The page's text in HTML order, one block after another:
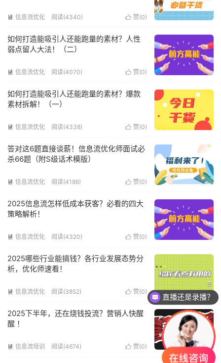
 赞(0)
 信息流优化 阅读(4340)
如何打造能吸引人还能跑量的素材？人性
弱点留人大法！（二）
 赞(0)
 信息流优化 阅读(4070)
如何打造能吸引人还能跑量的素材？爆款
素材拆解！（一）
 赞(0)
 信息流优化 阅读(4338)
答对这6题直接谈薪！信息流优化师面试必
杀66题（附S级话术模版）
 赞(0)
 信息流优化 阅读(4186)
2025信息流怎样低成本获客？必看的四大
策略解析！
 赞(0)
 信息流优化 阅读(4320)
2025哪些行业能搞钱？各行业发展态势分
析，优化师速看！
 赞(0)
 信息流优化 阅读(3852)
2025下半年，还在烧钱投流？营销人快醒
醒 ！
 赞(0)
 信息流培训 阅读(4674)
直播还是录播？